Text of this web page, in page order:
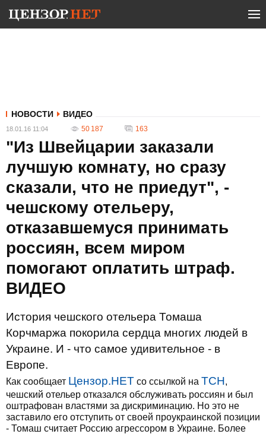
НОВОСТИ ВИДЕО
18.01.16 11:04 50 187 163
"Из Швейцарии заказали
лучшую комнату, но сразу
сказали, что не приедут", -
чешскому отельеру,
отказавшемуся принимать
россиян, всем миром
помогают оплатить штраф.
ВИДЕО
История чешского отельера Томаша
Корчмаржа покорила сердца многих людей в
Украине. И - что самое удивительное - в
Европе.
Как сообщает Цензор.НЕТ со ссылкой на ТСН,
чешский отельер отказался обслуживать россиян и был
оштрафован властями за дискриминацию. Но это не
заставило его отступить от своей проукраинской позиции
- Томаш считает Россию агрессором в Украине. Более